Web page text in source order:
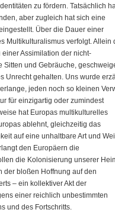
zu fördern. Tatsächlich
aber zugleich hat sich eine
Über die Dauer einer
Multikulturalismus verfolgt. Allein
Assimilation der nicht-
und Gebräuche,
Unrecht gehalten. Uns wurde
jeden noch so kleinen
für einzigartig oder zumindest
hat Europas multikulturelles
ablehnt, gleichzeitig das
auf eine unhaltbare Art und
den Europäern die
die Kolonisierung unserer
der bloßen Hoffnung auf den
– ein kollektiver Akt der
einer reichlich unbestimmten
und des Fortschritts.